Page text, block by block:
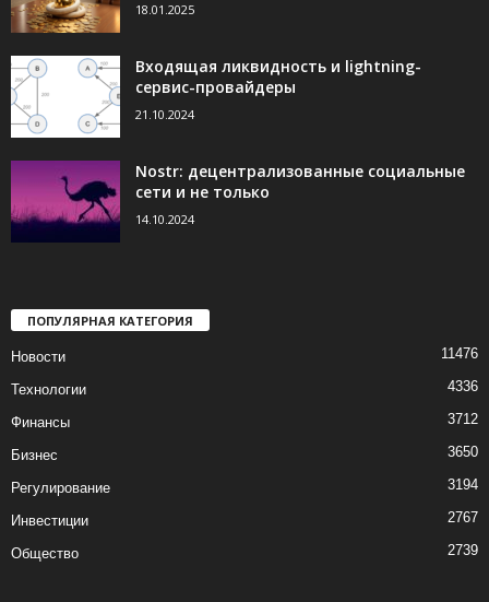
18.01.2025
Входящая ликвидность и lightning-
сервис-провайдеры
21.10.2024
Nostr: децентрализованные социальные
сети и не только
14.10.2024
ПОПУЛЯРНАЯ КАТЕГОРИЯ
Новости 11476
Технологии 4336
Финансы 3712
Бизнес 3650
Регулирование 3194
Инвестиции 2767
Общество 2739